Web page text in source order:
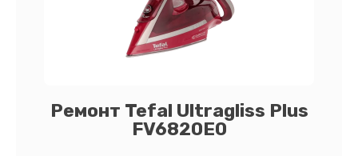
Ремонт Tefal Ultragliss Plus
FV6820E0